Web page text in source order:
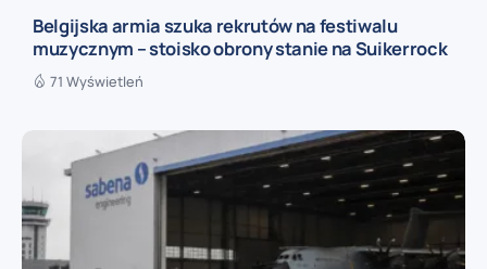
Belgijska armia szuka rekrutów na festiwalu
muzycznym – stoisko obrony stanie na Suikerrock
71 Wyświetleń